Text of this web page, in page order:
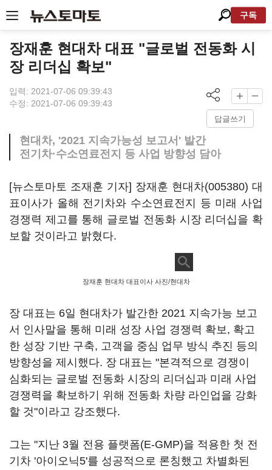
구독
장재훈 현대차 대표 "글로벌 전동화 시
장 리더십 확보"
입력: 2021-07-06 09:39:43
수정: 2021-07-06 09:39:43
답글쓰기
현대차, '2021 지속가능성 보고서' 발간
전기차·수소연료전지 등 사업 방향성 담아
[뉴스토마토 조재훈 기자] 장재훈 현대차(005380) 대
표이사가 올해 전기차와 수소연료전지 등 미래 사업
경쟁력 제고를 통해 글로벌 전동화 시장 리더십을 확
보할 것이라고 밝혔다.
장재훈 현대차 대표이사 사진/현대차
장 대표는 6일 현대차가 발간한 2021 지속가능 보고
서 인사말을 통해 미래 성장 사업 경쟁력 확보, 확고
한 성장 기반 구축, 고객을 중심 업무 방식 추진 등의
방향성을 제시했다. 장 대표는 "본격적으로 경쟁이
심화되는 글로벌 전동화 시장의 리더십과 미래 사업
경쟁력을 확보하기 위해 전동화 차량 라인업을 강화
할 것"이라고 강조했다.
그는 "지난 3월 전용 플랫폼(E-GMP)을 적용한 첫 전
기차 '아이오닉5'를 성공적으로 론칭했고 차별화된